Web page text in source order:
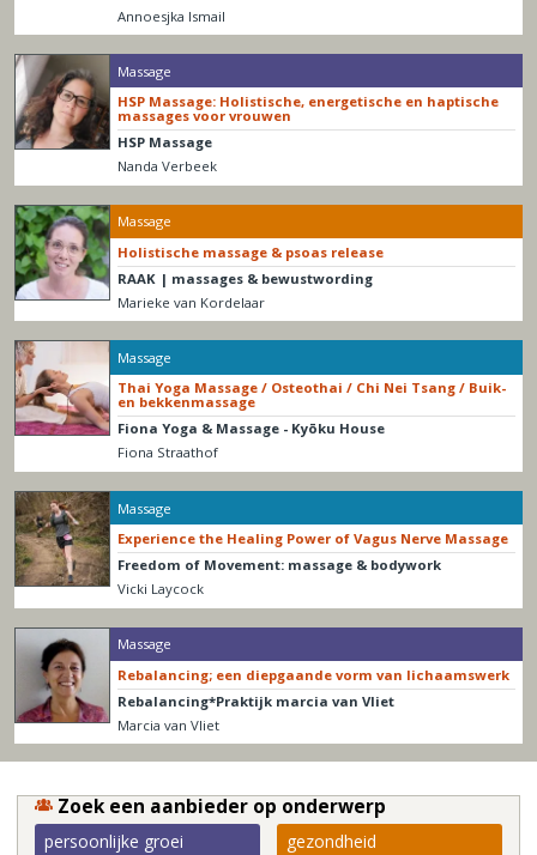
Annoesjka Ismail
Massage
HSP Massage: Holistische, energetische en haptische
massages voor vrouwen
HSP Massage
Nanda Verbeek
Massage
Holistische massage & psoas release
RAAK | massages & bewustwording
Marieke van Kordelaar
Massage
Thai Yoga Massage / Osteothai / Chi Nei Tsang / Buik-
en bekkenmassage
Fiona Yoga & Massage - Kyōku House
Fiona Straathof
Massage
Experience the Healing Power of Vagus Nerve Massage
Freedom of Movement: massage & bodywork
Vicki Laycock
Massage
Rebalancing; een diepgaande vorm van lichaamswerk
Rebalancing*Praktijk marcia van Vliet
Marcia van Vliet
Zoek een aanbieder op onderwerp
persoonlijke groei gezondheid